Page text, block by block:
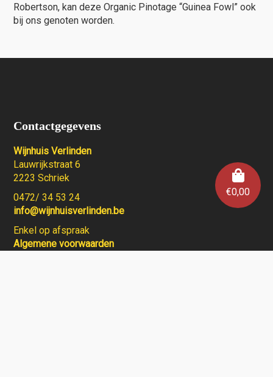
€0,00
Robertson, kan deze Organic Pinotage “Guinea Fowl” ook
bij ons genoten worden.
Contactgegevens
Wijnhuis Verlinden
Lauwrijkstraat 6
2223 Schriek
0472/ 34 53 24
info@wijnhuisverlinden.be
Enkel op afspraak
Algemene voorwaarden